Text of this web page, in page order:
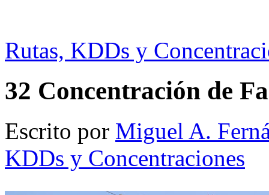
Rutas, KDDs y
32 Concentración de
Escrito por Miguel A.
KDDs y Concentraciones